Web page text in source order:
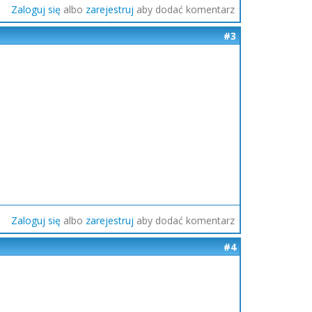
Zaloguj się albo zarejestruj aby dodać komentarz
#3
Zaloguj się albo zarejestruj aby dodać komentarz
#4